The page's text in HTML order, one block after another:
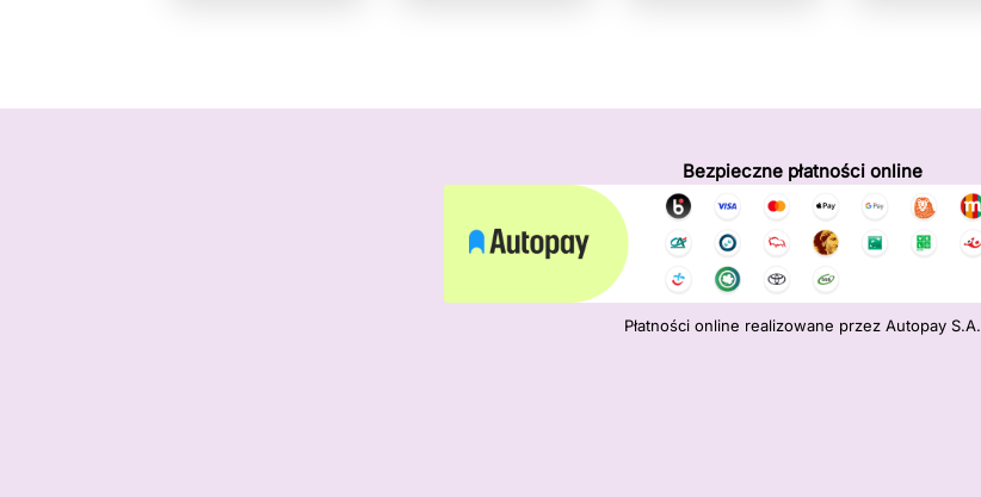
Bezpieczne płatności online
Płatności online realizowane przez Autopay S.A.